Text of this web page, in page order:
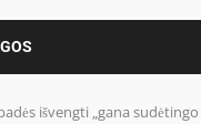
išvengti „gana sudėtingo